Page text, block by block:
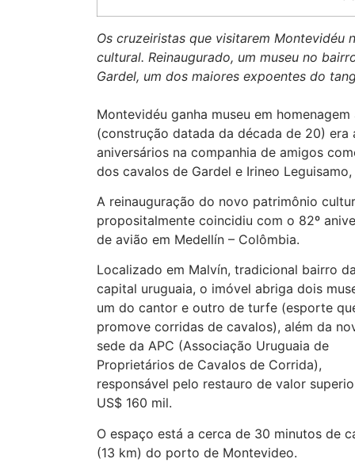
Os cruzeiristas que visitarem Montevidéu
cultural. Reinaugurado, um museu no
Gardel, um dos maiores expoentes do
Montevidéu ganha museu em
(construção datada da década de 20) era
aniversários na companhia de amigos
dos cavalos de Gardel e Irineo
A reinauguração do novo patrimônio
propositalmente coincidiu com o 82º
de avião em Medellín – Colômbia.
Localizado em Malvín, tradicional bairro
capital uruguaia, o imóvel abriga dois
um do cantor e outro de turfe (esporte
promove corridas de cavalos), além da
sede da APC (Associação Uruguaia de
Proprietários de Cavalos de Corrida),
responsável pelo restauro de valor
US$ 160 mil.
O espaço está a cerca de 30 minutos de
(13 km) do porto de Montevideo.